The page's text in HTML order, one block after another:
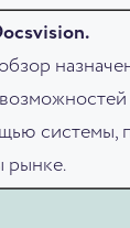
системы,
рынке.